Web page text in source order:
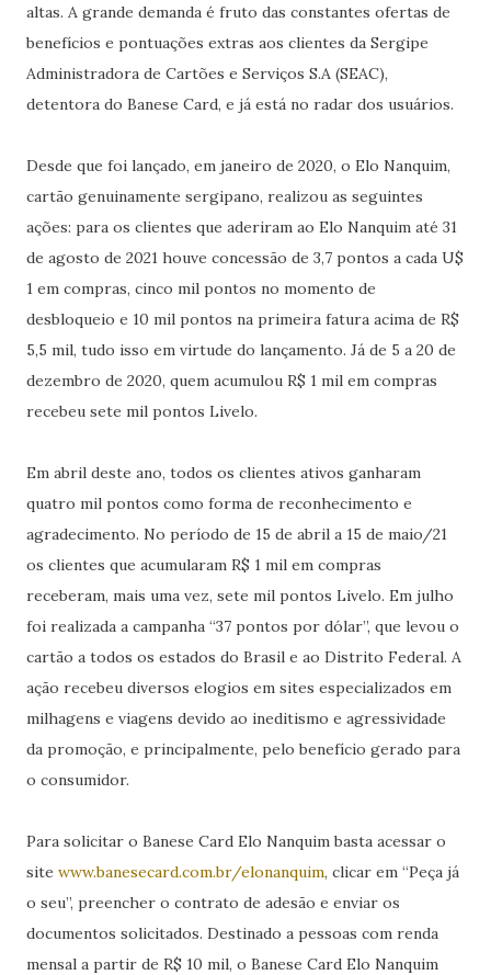
altas. A grande demanda é fruto das constantes ofertas de
benefícios e pontuações extras aos clientes da Sergipe
Administradora de Cartões e Serviços S.A (SEAC),
detentora do Banese Card, e já está no radar dos usuários.
Desde que foi lançado, em janeiro de 2020, o Elo Nanquim,
cartão genuinamente sergipano, realizou as seguintes
ações: para os clientes que aderiram ao Elo Nanquim até 31
de agosto de 2021 houve concessão de 3,7 pontos a cada U$
1 em compras, cinco mil pontos no momento de
desbloqueio e 10 mil pontos na primeira fatura acima de R$
5,5 mil, tudo isso em virtude do lançamento. Já de 5 a 20 de
dezembro de 2020, quem acumulou R$ 1 mil em compras
recebeu sete mil pontos Livelo.
Em abril deste ano, todos os clientes ativos ganharam
quatro mil pontos como forma de reconhecimento e
agradecimento. No período de 15 de abril a 15 de maio/21
os clientes que acumularam R$ 1 mil em compras
receberam, mais uma vez, sete mil pontos Livelo. Em julho
foi realizada a campanha “37 pontos por dólar”, que levou o
cartão a todos os estados do Brasil e ao Distrito Federal. A
ação recebeu diversos elogios em sites especializados em
milhagens e viagens devido ao ineditismo e agressividade
da promoção, e principalmente, pelo benefício gerado para
o consumidor.
Para solicitar o Banese Card Elo Nanquim basta acessar o
site www.banesecard.com.br/elonanquim, clicar em “Peça já
o seu”, preencher o contrato de adesão e enviar os
documentos solicitados. Destinado a pessoas com renda
mensal a partir de R$ 10 mil, o Banese Card Elo Nanquim